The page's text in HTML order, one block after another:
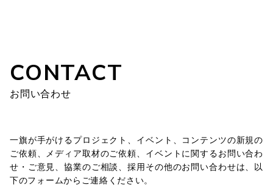
CONTACT
お問い合わせ
一旗が手がけるプロジェクト、イベント、コンテンツの新規の
ご依頼、メディア取材のご依頼、イベントに関するお問い合わ
せ・ご意見、協業のご相談、採用その他のお問い合わせは、以
下のフォームからご連絡ください。